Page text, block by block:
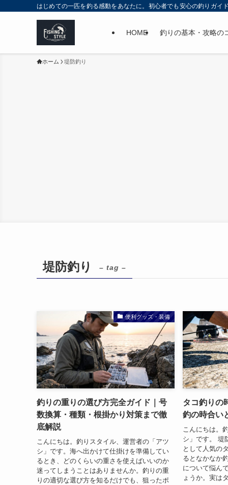
はじめての一匹を釣る感動をあなたに。初心者でも安心の釣りガイ
HOME 釣りの基本・攻略の
ホーム 堤防釣り
堤防釣り – tag –
便利グッズ・装備
釣りの重りの選び方完全ガイド｜号
数換算・種類・根掛かり対策まで徹
底解説
こんにちは。釣りスタイル、運営者の「アツ
シ」です。海へ出かけて仕掛けを準備してい
るとき、どのくらいの重さを使えばいいのか
迷ってしまうことはありませんか。釣りの重
りの適切な選び方を知るだけでも、狙ったポ
タコ釣りの
釣の時合い
こんにちは。
シ」です。 堤
として人気の
るとなかなか
について悩ん
ょうか。実は